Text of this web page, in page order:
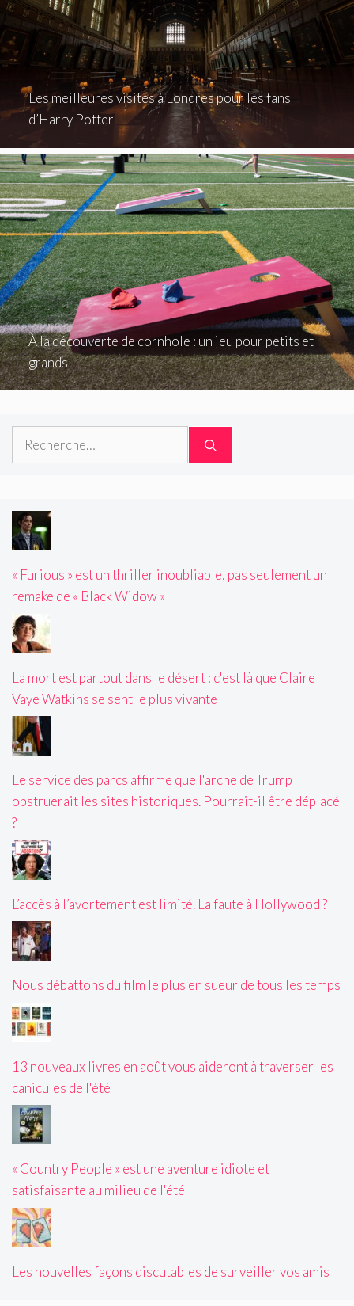
Les meilleures visites à Londres pour les fans
d’Harry Potter
À la découverte de cornhole : un jeu pour petits et
grands
Rechercher :
« Furious » est un thriller inoubliable, pas seulement un
remake de « Black Widow »
La mort est partout dans le désert : c'est là que Claire
Vaye Watkins se sent le plus vivante
Le service des parcs affirme que l'arche de Trump
obstruerait les sites historiques. Pourrait-il être déplacé
?
L’accès à l’avortement est limité. La faute à Hollywood ?
Nous débattons du film le plus en sueur de tous les temps
13 nouveaux livres en août vous aideront à traverser les
canicules de l'été
« Country People » est une aventure idiote et
satisfaisante au milieu de l'été
Les nouvelles façons discutables de surveiller vos amis